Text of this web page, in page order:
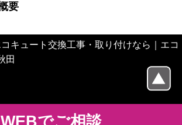
要
キュート交換工事・取り付けなら｜エコ
田